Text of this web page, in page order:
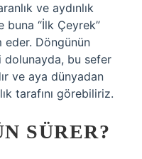
ve aydınlık
buna “İlk Çeyrek”
eder. Döngünün
dolunayda, bu sefer
ve aya dünyadan
tarafını görebiliriz.
SÜRER?